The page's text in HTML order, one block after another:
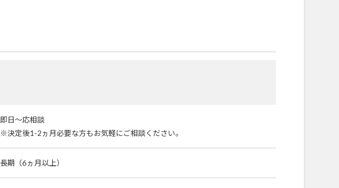
即日～応相談
※決定後1-2ヵ月必要な方もお気軽にご相談ください。
長期（6ヵ月以上）